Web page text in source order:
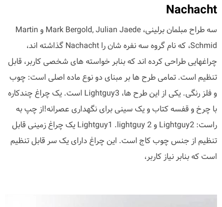
Nachacht
سه طراح مبلمان برلینی، Mark Bergold, Julian Jaede و Martin
Schmid، که نام گروه سه نفره شان را Nachacht گذاشته اند،
چراغهایی طراحی کرده اند که بنابر خواسته های شخصی کاربر، قابل
تنظیم است. تمامی طرح ها بر مبنای دو نوع ماده اصلی است: چوب
و فلز رنگی. یکی از این طرح ها، Lightguy3 است. یک چراغ چندکاره
با چرخ و قفسه کتاب و یک سینی برای نگهداری عصرانه!از چپ به
راست: Lightguy2 و Lightguy1 .lightguy 2 یک چراغ زمینی قابل
تنظیم از جنس چوب کاج است. این چراغ دارای یک سر قابل تنظیم
است که بنابر نیاز کاربر،